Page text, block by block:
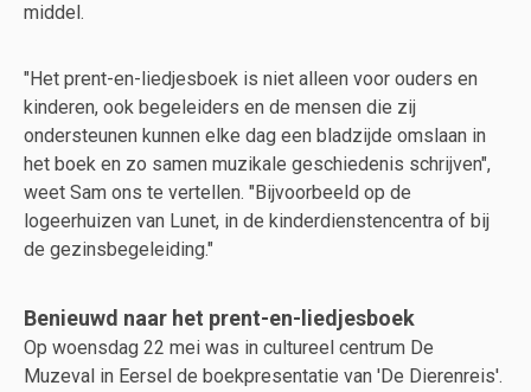
middel.
"Het prent-en-liedjesboek is niet alleen voor ouders en
kinderen, ook begeleiders en de mensen die zij
ondersteunen kunnen elke dag een bladzijde omslaan in
het boek en zo samen muzikale geschiedenis schrijven",
weet Sam ons te vertellen. "Bijvoorbeeld op de
logeerhuizen van Lunet, in de kinderdienstencentra of bij
de gezinsbegeleiding."
Benieuwd naar het prent-en-liedjesboek
Op woensdag 22 mei was in cultureel centrum De
Muzeval in Eersel de boekpresentatie van 'De Dierenreis'.